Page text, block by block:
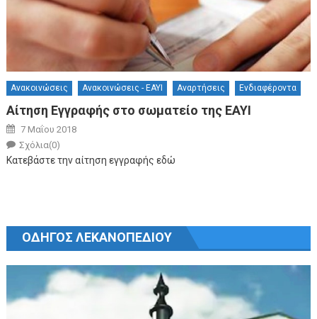
Ανακοινώσεις Ανακοινώσεις - ΕΑΥΙ Αναρτήσεις Ενδιαφέροντα
Αίτηση Εγγραφής στο σωματείο της ΕΑΥΙ
Posted on
7 Μαΐου 2018
Author
Σχόλια(0)
Κατεβάστε την αίτηση εγγραφής εδώ
ΟΔΗΓΟΣ ΛΕΚΑΝΟΠΕΔΙΟΥ